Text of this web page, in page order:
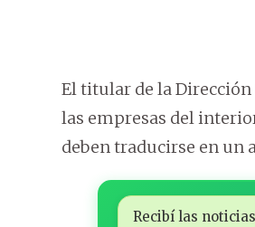
El titular de la Dirección
las empresas del
deben traducirse en un
Recibí las